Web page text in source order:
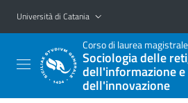
Vai al contenuto principale
Vai al menu di navigazione
Università di Catania
Corso di laurea
Sociologia delle
dell'informazione e
dell'innovazione